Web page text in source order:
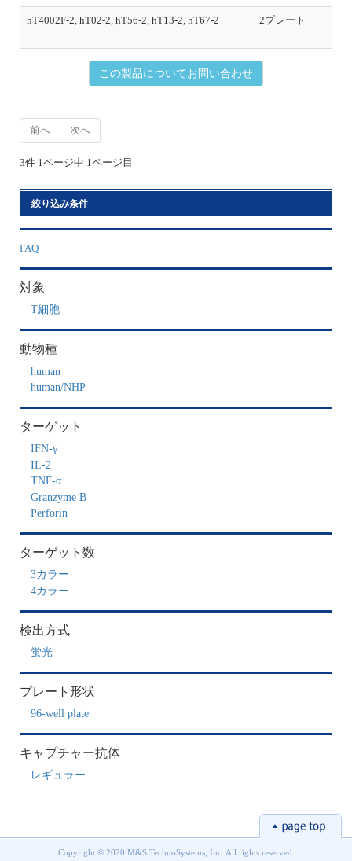
hT4002F-2, hT02-2, hT56-2, hT13-2, hT67-2
2プレート
この製品についてお問い合わせ
前へ 次へ
3件 1ページ中 1ページ目
絞り込み条件
FAQ
対象
T細胞
動物種
human
human/NHP
ターゲット
IFN-γ
IL-2
TNF-α
Granzyme B
Perforin
ターゲット数
3カラー
4カラー
検出方式
蛍光
プレート形状
96-well plate
キャプチャー抗体
レギュラー
Copyright © 2020 M&S TechnoSystems, Inc. All rights reserved.